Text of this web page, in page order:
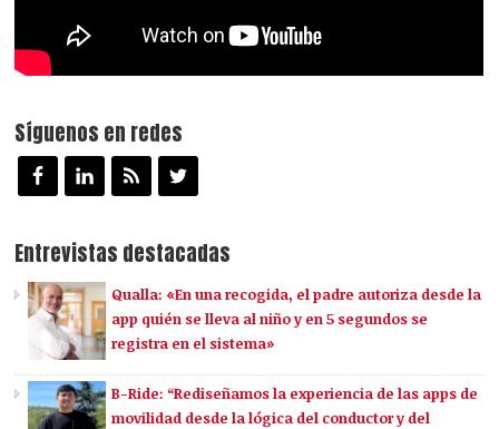
Síguenos en redes
Entrevistas destacadas
Qualla: «En una recogida, el padre autoriza desde la
app quién se lleva al niño y en 5 segundos se
registra en el sistema»
B-Ride: “Rediseñamos la experiencia de las apps de
movilidad desde la lógica del conductor y del